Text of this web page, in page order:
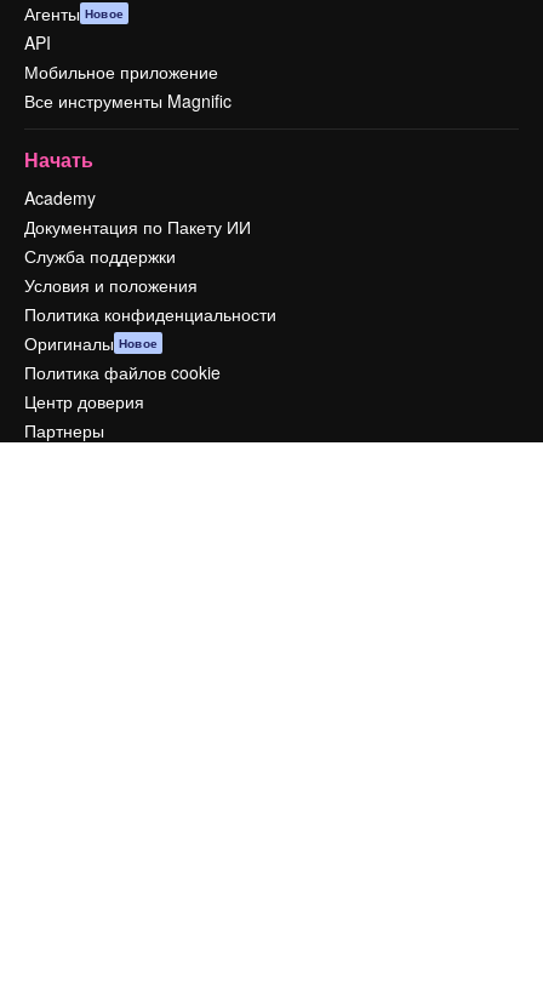
Агенты Новое
API
Мобильное приложение
Все инструменты Magnific
Начать
Academy
Документация по Пакету ИИ
Служба поддержки
Условия и положения
Политика конфиденциальности
Оригиналы Новое
Политика файлов cookie
Центр доверия
Партнеры